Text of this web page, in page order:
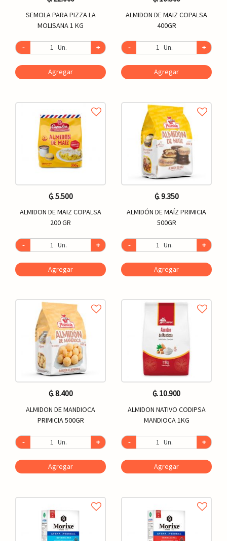
SEMOLA PARA PIZZA LA
MOLISANA 1 KG
- Un. +
Agregar
ALMIDON DE MAIZ COPALSA
400GR
- Un. +
Agregar
₲. 5.500
ALMIDON DE MAIZ COPALSA
200 GR
- Un. +
Agregar
₲. 9.350
ALMIDÓN DE MAÍZ PRIMICIA
500GR
- Un. +
Agregar
₲. 8.400
ALMIDON DE MANDIOCA
PRIMICIA 500GR
- Un. +
Agregar
₲. 10.900
ALMIDON NATIVO CODIPSA
MANDIOCA 1KG
- Un. +
Agregar